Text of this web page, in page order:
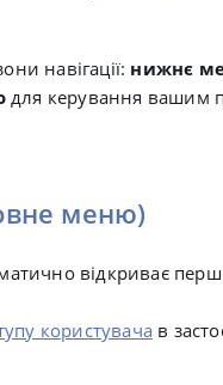
навігації: нижнє
для керування вашим
меню)
відкриває
користувача в